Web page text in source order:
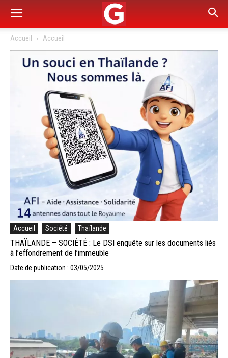
Accueil Accueil
Accueil Société Thaïlande
THAÏLANDE – SOCIÉTÉ : Le DSI enquête sur les documents liés
à l’effondrement de l’immeuble
Date de publication : 03/05/2025